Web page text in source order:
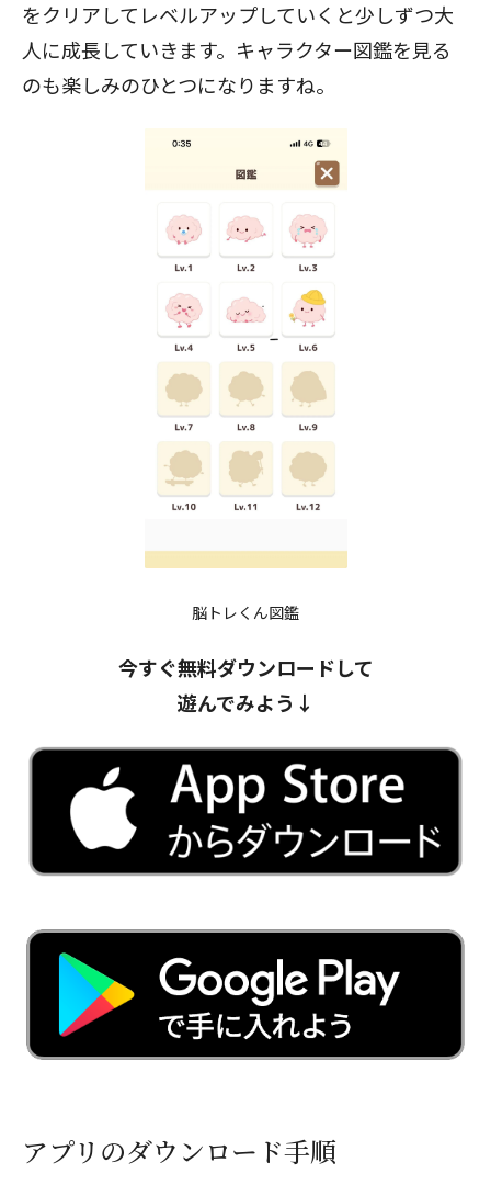
をクリアしてレベルアップしていくと少しずつ大
人に成長していきます。キャラクター図鑑を見る
のも楽しみのひとつになりますね。
脳トレくん図鑑
今すぐ無料ダウンロードして
遊んでみよう↓
アプリのダウンロード手順